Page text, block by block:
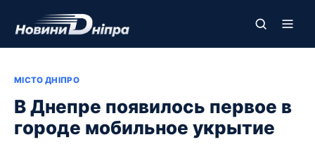
МІСТО ДНІПРО
В Днепре появилось первое в
городе мобильное укрытие